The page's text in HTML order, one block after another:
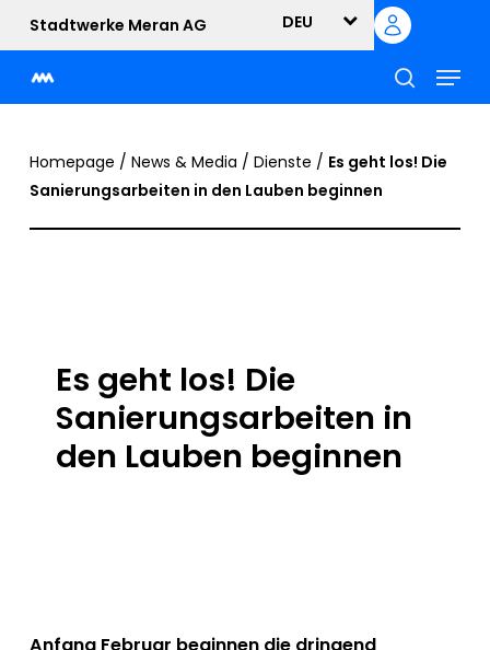
main
content
Stadtwerke Meran AG DEU
suche
Menu
Homepage / News & Media / Dienste / Es geht los! Die
Sanierungsarbeiten in den Lauben beginnen
Es geht los! Die
Sanierungsarbeiten in
den Lauben beginnen